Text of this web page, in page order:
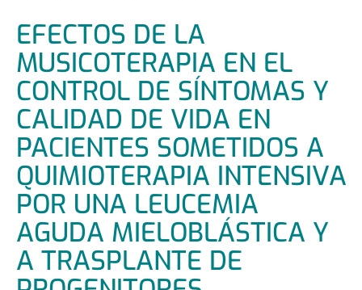
EFECTOS DE LA
MUSICOTERAPIA EN EL
CONTROL DE SÍNTOMAS Y
CALIDAD DE VIDA EN
PACIENTES SOMETIDOS A
QUIMIOTERAPIA INTENSIVA
POR UNA LEUCEMIA
AGUDA MIELOBLÁSTICA Y
A TRASPLANTE DE